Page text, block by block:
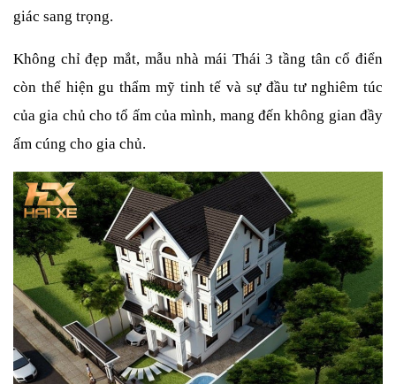
giác sang trọng.
Không chỉ đẹp mắt, mẫu nhà mái Thái 3 tầng tân cổ điển
còn thể hiện gu thẩm mỹ tinh tế và sự đầu tư nghiêm túc
của gia chủ cho tổ ấm của mình, mang đến không gian đầy
ấm cúng cho gia chủ.